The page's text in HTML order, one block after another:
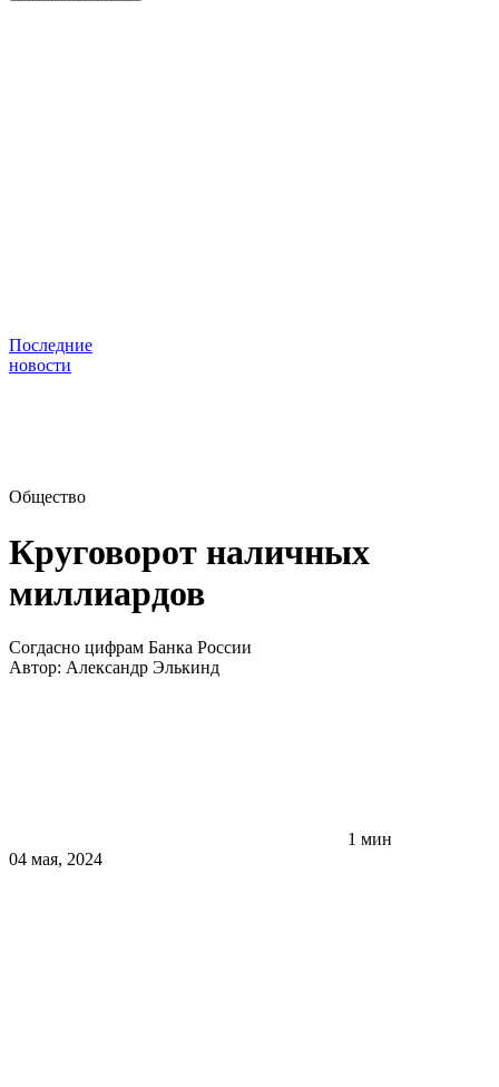
Последние
новости
Общество
Круговорот наличных
миллиардов
Согдасно цифрам Банка России
Автор: Александр Элькинд
1 мин
04 мая, 2024